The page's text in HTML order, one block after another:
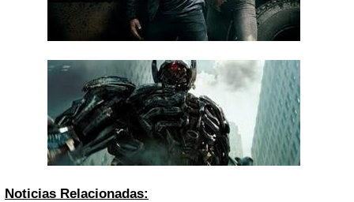
Noticias Relacionadas: